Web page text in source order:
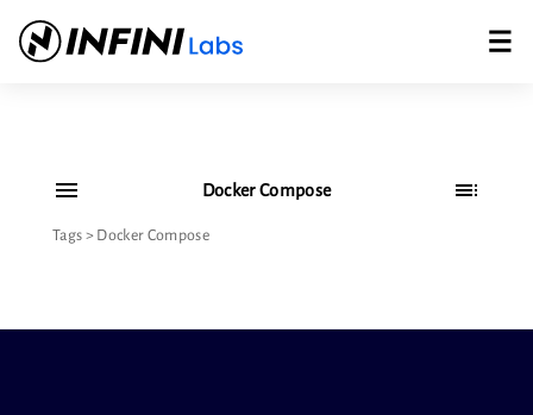
Docker Compose
Tags > Docker Compose